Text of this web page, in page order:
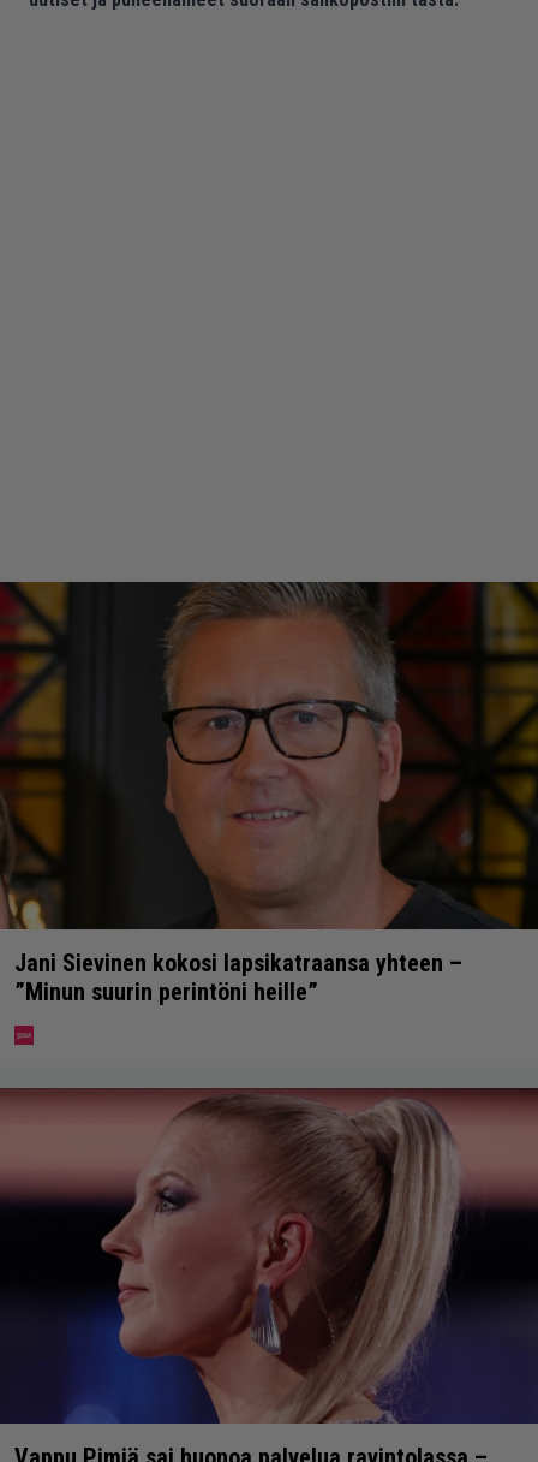
Jani Sievinen kokosi lapsikatraansa yhteen –
”Minun suurin perintöni heille”